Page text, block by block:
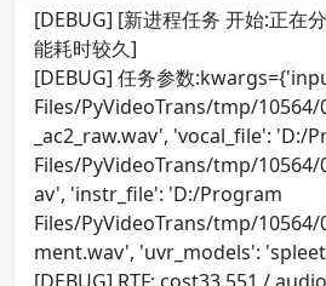
[DEBUG] [新进程任务 开始:正在
能耗时较久]
[DEBUG] 任务参数
Files/PyVideoTrans/tmp/
_ac2_raw.wav', 'vocal_file': 'D:/
Files/PyVideoTrans/tmp/
av', 'instr_file': 'D:/Program
Files/PyVideoTrans/tmp/
ment.wav', 'uvr_models':